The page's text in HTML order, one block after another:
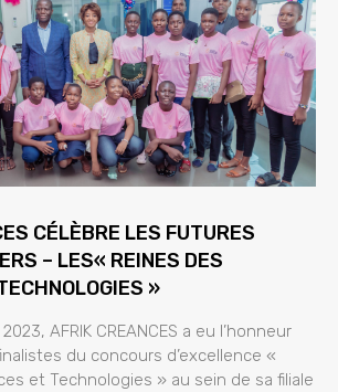
CÉLÈBRE LES FUTURES
– LES« REINES DES
»
AFRIK CREANCES a eu l’honneur
du concours d’excellence «
et Technologies » au sein de sa filiale